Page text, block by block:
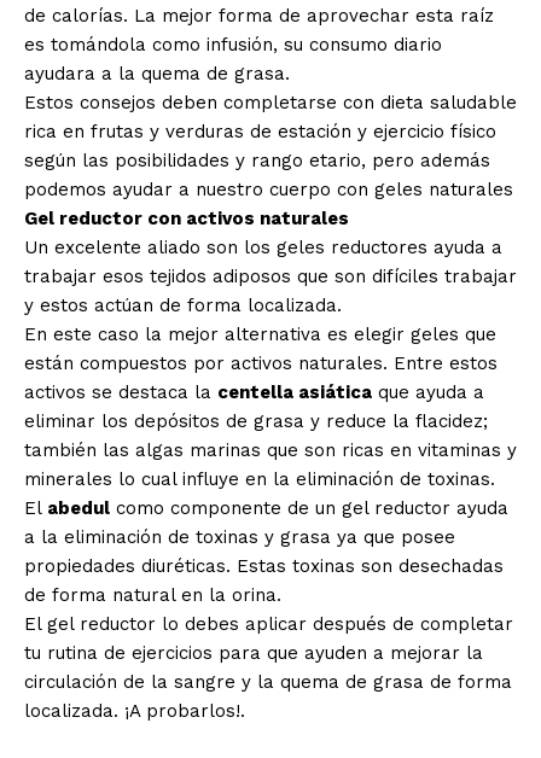
de calorías. La mejor forma de aprovechar esta raíz
es tomándola como infusión, su consumo diario
ayudara a la quema de grasa.
Estos consejos deben completarse con dieta saludable
rica en frutas y verduras de estación y ejercicio físico
según las posibilidades y rango etario, pero además
podemos ayudar a nuestro cuerpo con geles naturales
Gel reductor con activos naturales
Un excelente aliado son los geles reductores ayuda a
trabajar esos tejidos adiposos que son difíciles trabajar
y estos actúan de forma localizada.
En este caso la mejor alternativa es elegir geles que
están compuestos por activos naturales. Entre estos
activos se destaca la centella asiática que ayuda a
eliminar los depósitos de grasa y reduce la flacidez;
también las algas marinas que son ricas en vitaminas y
minerales lo cual influye en la eliminación de toxinas.
El abedul como componente de un gel reductor ayuda
a la eliminación de toxinas y grasa ya que posee
propiedades diuréticas. Estas toxinas son desechadas
de forma natural en la orina.
El gel reductor lo debes aplicar después de completar
tu rutina de ejercicios para que ayuden a mejorar la
circulación de la sangre y la quema de grasa de forma
localizada. ¡A probarlos!.